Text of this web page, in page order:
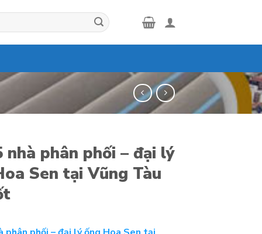
nhà phân phối – đại lý
Sen tại Vũng Tàu